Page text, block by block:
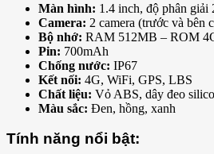
Màn hình: 1.4 inch, độ phân giải
Camera: 2 camera (trước và bên
Bộ nhớ: RAM 512MB – ROM
Pin: 700mAh
Chống nước: IP67
Kết nối: 4G, WiFi, GPS, LBS
Chất liệu: Vỏ ABS, dây đeo
Màu sắc: Đen, hồng, xanh
Tính năng nổi bật: